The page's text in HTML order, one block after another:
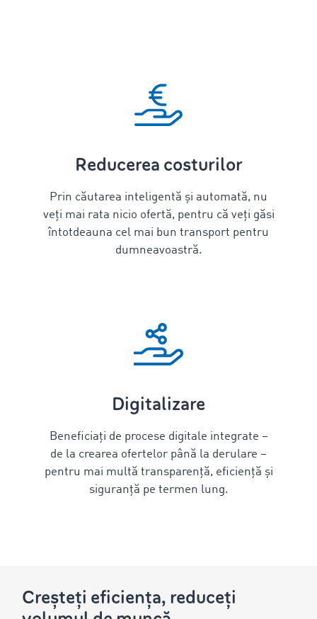
Reducerea costurilor
Prin căutarea inteligentă și automată, nu
veți mai rata nicio ofertă, pentru că veți găsi
întotdeauna cel mai bun transport pentru
dumneavoastră.
Digitalizare
Beneficiați de procese digitale integrate –
de la crearea ofertelor până la derulare –
pentru mai multă transparență, eficiență și
siguranță pe termen lung.
Creșteți eficiența, reduceți